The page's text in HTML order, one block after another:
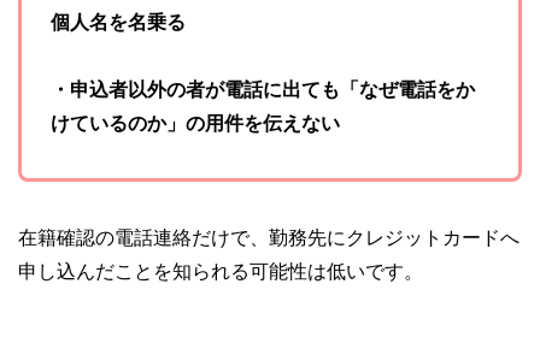
個人名を名乗る
・申込者以外の者が電話に出ても「なぜ電話をか
けているのか」の用件を伝えない
在籍確認の電話連絡だけで、勤務先にクレジットカードへ
申し込んだことを知られる可能性は低いです。